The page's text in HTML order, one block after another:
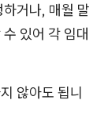
거나, 매월 말
있어 각 임대
않아도 됩니